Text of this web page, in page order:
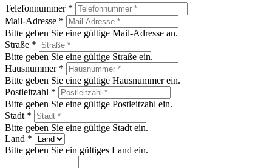
Telefonnummer *
Mail-Adresse *
Bitte geben Sie eine gültige Mail-Adresse an.
Straße *
Bitte geben Sie eine gültige Straße ein.
Hausnummer *
Bitte geben Sie eine gültige Hausnummer ein.
Postleitzahl *
Bitte geben Sie eine gültige Postleitzahl ein.
Stadt *
Bitte geben Sie eine gültige Stadt ein.
Land *
Bitte geben Sie ein gültiges Land ein.